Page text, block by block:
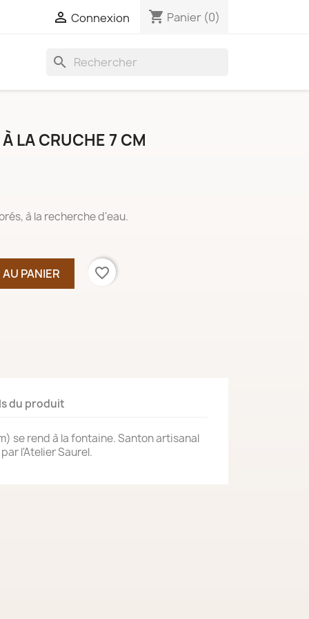
 Connexion shopping_cart Panier (0)
search
LA CRUCHE 7 CM
à la recherche d'eau.
PANIER favorite_border
du produit
se rend à la fontaine. Santon artisanal
l'Atelier Saurel.